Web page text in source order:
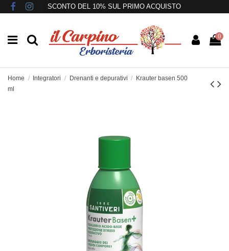
SCONTO DEL 10% SUL PRIMO ACQUISTO
0
Home Integratori Drenanti e depurativi
Krauter basen 500
ml